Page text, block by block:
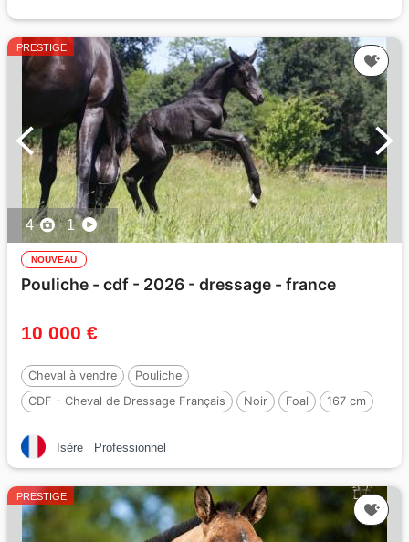
PRESTIGE
4 1
NOUVEAU
Pouliche - cdf - 2026 - dressage - france
10 000 €
Cheval à vendre
Pouliche
CDF - Cheval de Dressage Français
Noir Foal 167 cm
Isère Professionnel
PRESTIGE